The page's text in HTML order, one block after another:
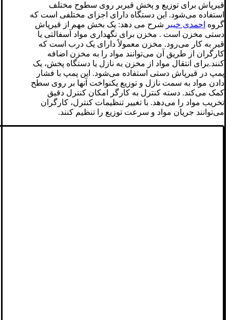
قیرپاش برای توزیع و پخش قیربر روی سطوح مختلف
استفاده می‌شود. این دستگاه دارای اجزای مختلفی است که
گروه احمدی خیبر شرح می دهد: یک بخش مهم از قیرپاش
دستی مخزن است . مخزن برای نگهداری مواد آسفالتی یا
قیر به کار می‌رود. مخزن معمولاً دارای یک درب است که
کارگران از طریق آن می‌توانند مواد را به مخزن اضافه
کنند.برای انتقال مواد از مخزن به نازل یا دستگاه پخش، یک
پمپ در قیرپاش دستی استفاده می‌شود. این پمپ با فشار
دادن مواد به سمت نازل و توزیع یکنواخت آنها بر روی سطح
کمک می‌کند. دسته کنترل به کارگر امکان کنترل دقیق
تخریب مواد را می‌دهد. با تغییر تنظیمات کنترل، کارگران
می‌توانند جریان مواد و سرعت توزیع را تنظیم کنند.